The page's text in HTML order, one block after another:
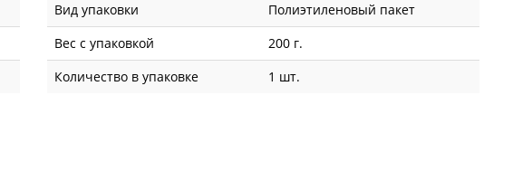
Вид упаковки
Полиэтиленовый пакет
Вес с упаковкой
200 г.
Количество в упаковке
1 шт.